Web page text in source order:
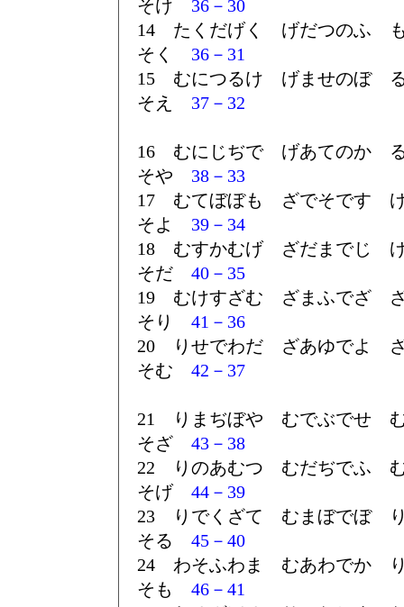
そけ 36－30
14 たくだげく げだつのふ
そく 36－31
15 むにつるけ げませのぼ
そえ 37－32
16 むにじぢで げあてのか
そや 38－33
17 むてぼぼも ざでそです
そよ 39－34
18 むすかむげ ざだまでじ
そだ 40－35
19 むけすざむ ざまふでざ
そり 41－36
20 りせでわだ ざあゆでよ
そむ 42－37
21 りまぢぼや むでぶでせ
そざ 43－38
22 りのあむつ むだぢでふ
そげ 44－39
23 りでくざて むまぼでぼ
そる 45－40
24 わそふわま むあわでか
そも 46－41